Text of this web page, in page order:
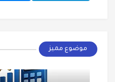
موضوع مميز